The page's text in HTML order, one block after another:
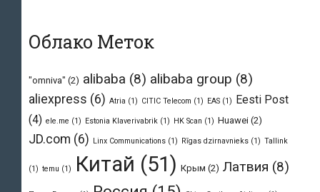
Облако Меток
"omniva" (2) alibaba (8) alibaba group (8)
aliexpress (6) Atria (1) CITIC Telecom (1) EAS (1) Eesti Post
(4) ele.me (1) Estonia Klaverivabrik (1) HK Scan (1) Huawei (2)
JD.com (6) Linx Communications (1) Rīgas dzirnavnieks (1) Tallink
(1) temu (1) Китай (51) Крым (2) Латвия (8)